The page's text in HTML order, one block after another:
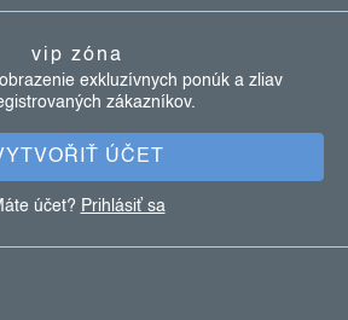
vip zóna
exkluzívnych ponúk a zliav
zákazníkov.
ÚČET
účet? Prihlásiť sa